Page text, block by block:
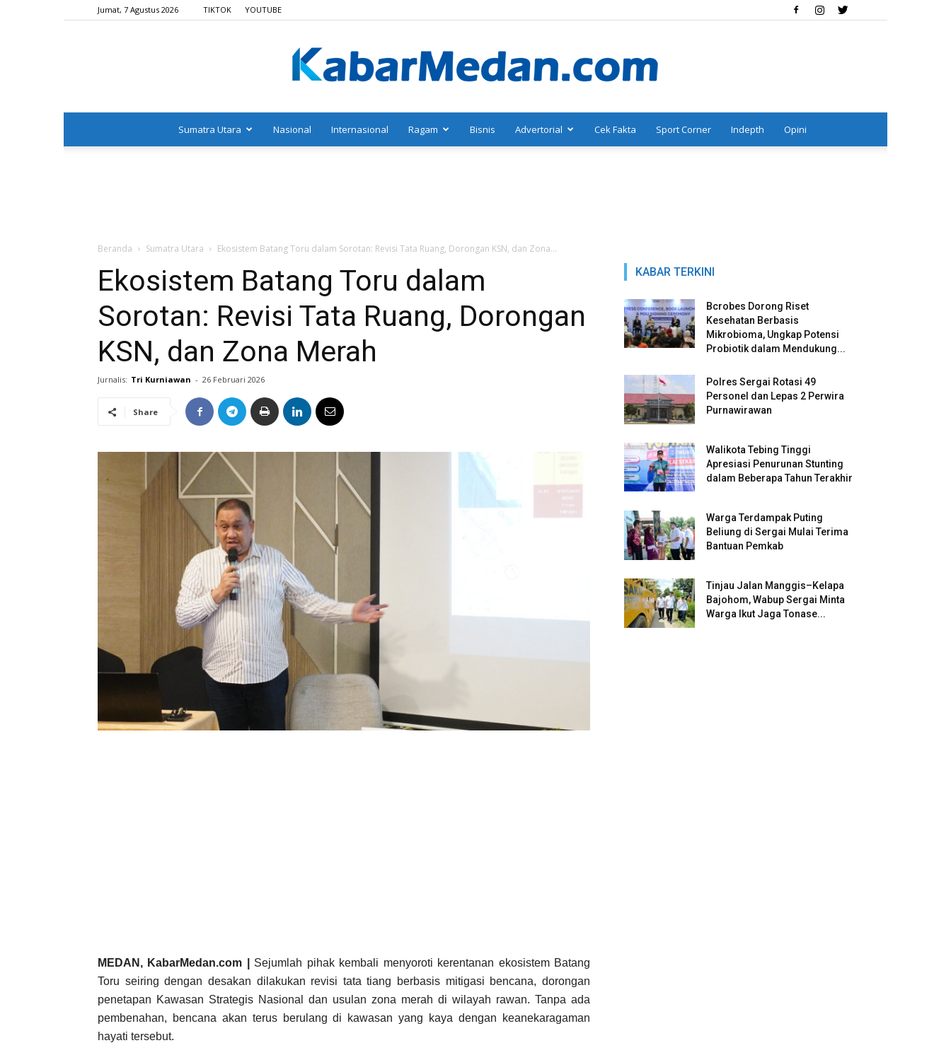
Jumat, 7 Agustus 2026 TIKTOK YOUTUBE
Sumatra Utara Nasional Internasional Ragam Bisnis Advertorial Cek Fakta Sport Corner Indepth Opini
Beranda Sumatra Utara Ekosistem Batang Toru dalam Sorotan: Revisi Tata Ruang, Dorongan KSN, dan Zona...
Ekosistem Batang Toru dalam
Sorotan: Revisi Tata Ruang, Dorongan
KSN, dan Zona Merah
Jurnalis: Tri Kurniawan - 26 Februari 2026
Share
MEDAN, KabarMedan.com |
Sejumlah pihak kembali menyoroti kerentanan ekosistem Batang
Toru seiring dengan desakan dilakukan revisi tata tiang berbasis mitigasi bencana, dorongan
penetapan Kawasan Strategis Nasional dan usulan zona merah di wilayah rawan. Tanpa ada
pembenahan, bencana akan terus berulang di kawasan yang kaya dengan keanekaragaman
hayati tersebut.
KABAR TERKINI
Bcrobes Dorong Riset
Kesehatan Berbasis
Mikrobioma, Ungkap Potensi
Probiotik dalam Mendukung...
Polres Sergai Rotasi 49
Personel dan Lepas 2 Perwira
Purnawirawan
Walikota Tebing Tinggi
Apresiasi Penurunan Stunting
dalam Beberapa Tahun Terakhir
Warga Terdampak Puting
Beliung di Sergai Mulai Terima
Bantuan Pemkab
Tinjau Jalan Manggis–Kelapa
Bajohom, Wabup Sergai Minta
Warga Ikut Jaga Tonase...